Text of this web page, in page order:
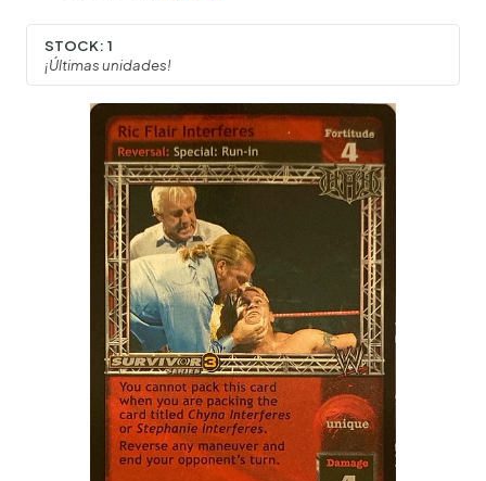
STOCK: 1
¡Últimas unidades!